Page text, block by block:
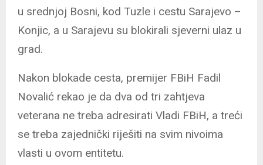
u srednjoj Bosni, kod Tuzle i cestu Sarajevo –
Konjic, a u Sarajevu su blokirali sjeverni ulaz u
grad.
Nakon blokade cesta, premijer FBiH Fadil
Novalić rekao je da dva od tri zahtjeva
veterana ne treba adresirati Vladi FBiH, a treći
se treba zajednički riješiti na svim nivoima
vlasti u ovom entitetu.